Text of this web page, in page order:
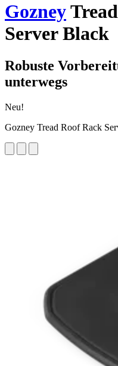
Gozney
Server Black
Robuste
unterwegs
Neu!
Gozney Tread Roof Rack